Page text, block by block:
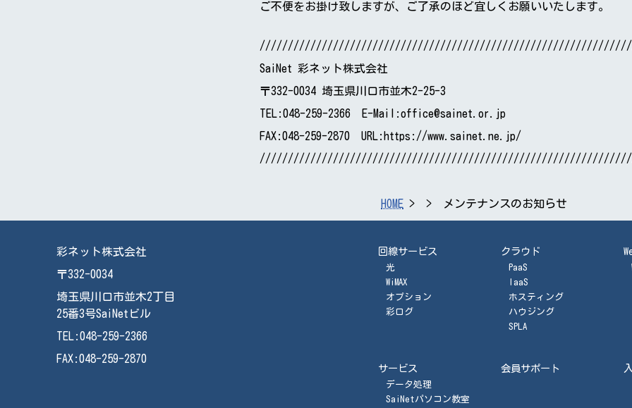
ご不便をお掛け致しますが、ご了承のほど宜しくお願いいたします。
SaiNet 彩ネット株式会社
〒332-0034 埼玉県川口市並木2-25-3
TEL:048-259-2366 E-Mail:office@sainet.or.jp
FAX:048-259-2870 URL:https://www.sainet.ne.jp/
HOME メンテナンスのお知らせ
彩ネット株式会社
〒332-0034
埼玉県川口市並木2丁目
25番3号SaiNetビル
TEL:048-259-2366
FAX:048-259-2870
回線サービス
光
WiMAX
オプション
彩ログ
クラウド
PaaS
IaaS
ホスティング
ハウジング
SPLA
サービス
データ処理
SaiNetパソコン教室
会員サポート